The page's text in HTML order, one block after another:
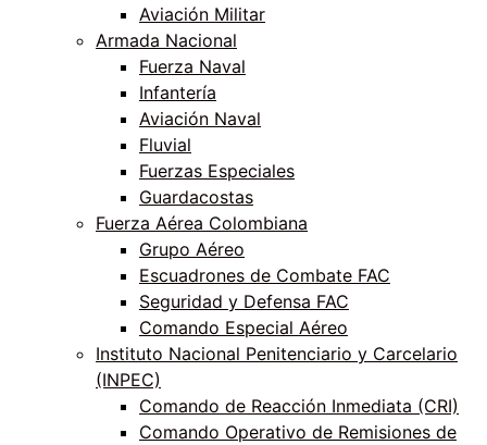
Aviación Militar
Armada Nacional
Fuerza Naval
Infantería
Aviación Naval
Fluvial
Fuerzas Especiales
Guardacostas
Fuerza Aérea Colombiana
Grupo Aéreo
Escuadrones de Combate FAC
Seguridad y Defensa FAC
Comando Especial Aéreo
Instituto Nacional Penitenciario y Carcelario
(INPEC)
Comando de Reacción Inmediata (CRI)
Comando Operativo de Remisiones de